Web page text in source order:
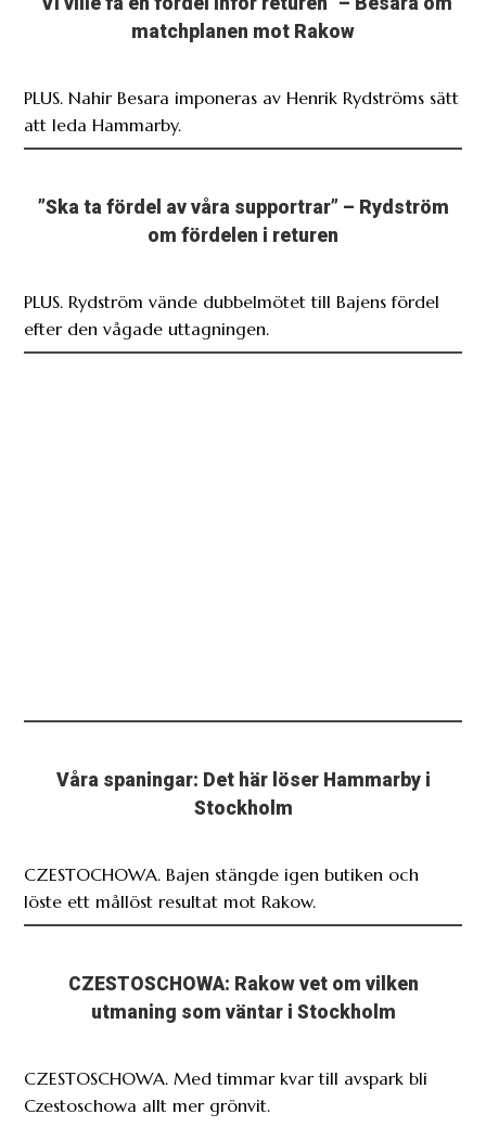
matchplanen mot Rakow
PLUS. Nahir Besara imponeras av Henrik Rydströms sätt
att leda Hammarby.
”Ska ta fördel av våra supportrar” – Rydström
om fördelen i returen
PLUS. Rydström vände dubbelmötet till Bajens fördel
efter den vågade uttagningen.
Våra spaningar: Det här löser Hammarby i
Stockholm
CZESTOCHOWA. Bajen stängde igen butiken och
löste ett mållöst resultat mot Rakow.
CZESTOSCHOWA: Rakow vet om vilken
utmaning som väntar i Stockholm
CZESTOSCHOWA. Med timmar kvar till avspark bli
Czestoschowa allt mer grönvit.